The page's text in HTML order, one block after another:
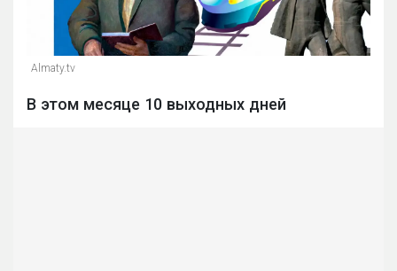
Almaty.tv
В этом месяце 10 выходных дней